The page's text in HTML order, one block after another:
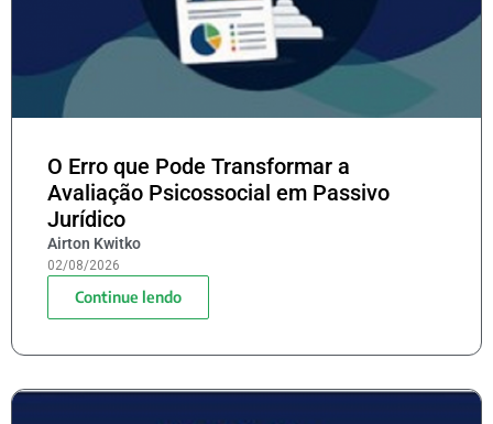
O Erro que Pode Transformar a
Avaliação Psicossocial em Passivo
Jurídico
Airton Kwitko
02/08/2026
Continue lendo